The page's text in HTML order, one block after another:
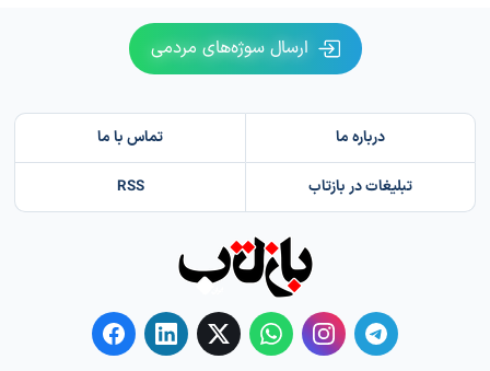
ارسال سوژه‌های مردمی
درباره ما تماس با ما
تبلیغات در بازتاب RSS